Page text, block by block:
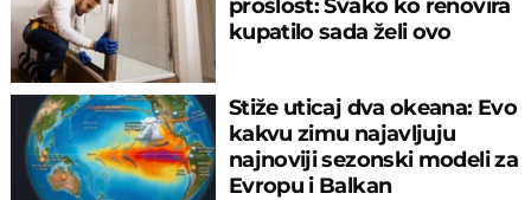
prošlost: Svako ko renovira
kupatilo sada želi ovo
Stiže uticaj dva okeana: Evo
kakvu zimu najavljuju
najnoviji sezonski modeli za
Evropu i Balkan